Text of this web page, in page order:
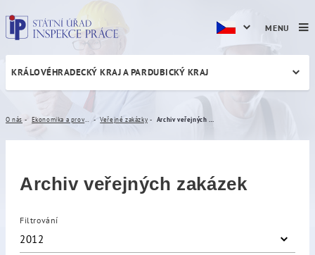
Archiv veřejných zakázek
KRÁLOVÉHRADECKÝ KRAJ A PARDUBICKÝ KRAJ
O nás Veřejné zakázky
Archiv veřejných zakázek
Filtrování
2012
MENU